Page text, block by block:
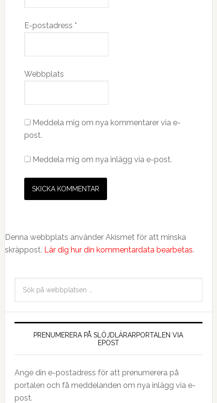
E-postadress *
Webbplats
Meddela mig om nya kommentarer via e-
post.
Meddela mig om nya inlägg via e-post.
Denna webbplats använder Akismet för att minska
skräppost. Lär dig hur din kommentardata bearbetas.
PRENUMERERA PÅ SLÖJDLÄRARPORTALEN VIA
EPOST
Ange din e-postadress för att prenumerera på
portalen och få meddelanden om nya inlägg via e-
post.